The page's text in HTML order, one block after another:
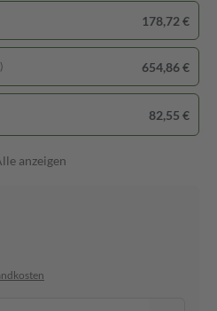
178,72 €
654,86 €
82,55 €
anzeigen